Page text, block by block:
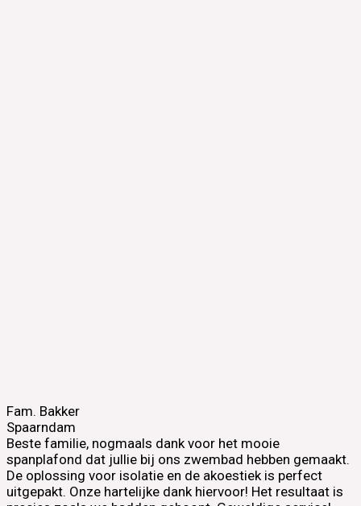
Fam. Bakker
Spaarndam
Beste familie, nogmaals dank voor het mooie
spanplafond dat jullie bij ons zwembad hebben gemaakt.
De oplossing voor isolatie en de akoestiek is perfect
uitgepakt. Onze hartelijke dank hiervoor! Het resultaat is